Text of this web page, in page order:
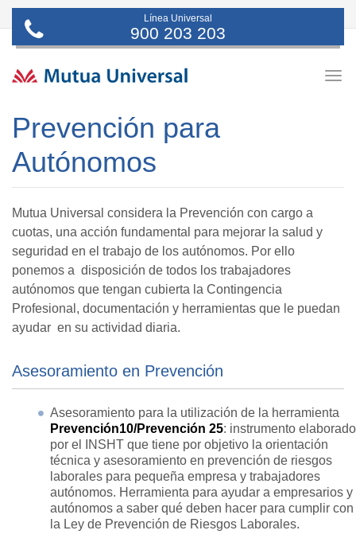
Línea Universal
900 203 203
Prevención para
Autónomos
Mutua Universal considera la Prevención con cargo a
cuotas, una acción fundamental para mejorar la salud y
seguridad en el trabajo de los autónomos. Por ello
ponemos a disposición de todos los trabajadores
autónomos que tengan cubierta la Contingencia
Profesional, documentación y herramientas que le puedan
ayudar en su actividad diaria.
Asesoramiento en Prevención
Asesoramiento para la utilización de la herramienta
Prevención10/Prevención 25: instrumento elaborado
por el INSHT que tiene por objetivo la orientación
técnica y asesoramiento en prevención de riesgos
laborales para pequeña empresa y trabajadores
autónomos. Herramienta para ayudar a empresarios y
autónomos a saber qué deben hacer para cumplir con
la Ley de Prevención de Riesgos Laborales.